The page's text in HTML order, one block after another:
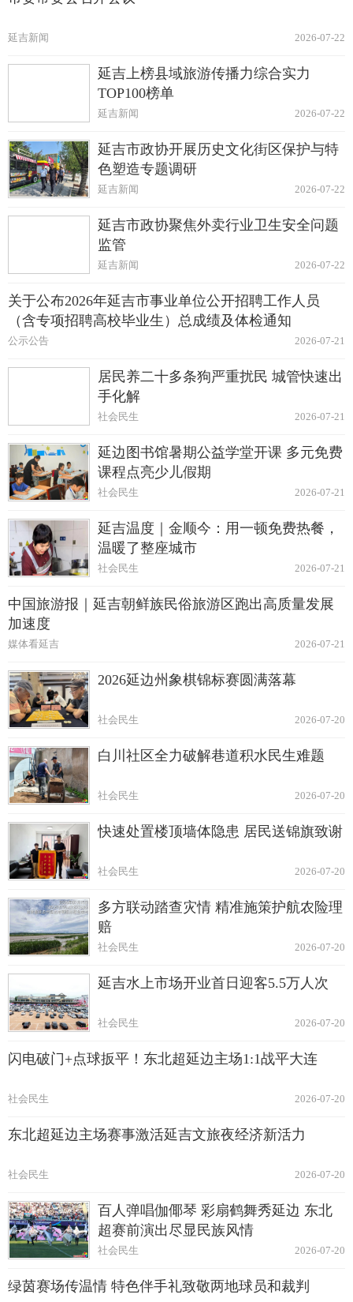
2026-07-22
延吉新闻
延吉上榜县域旅游传播力综合实力
TOP100榜单
2026-07-22
延吉新闻
延吉市政协开展历史文化街区保护与特
色塑造专题调研
2026-07-22
延吉新闻
延吉市政协聚焦外卖行业卫生安全问题
监管
2026-07-22
延吉新闻
关于公布2026年延吉市事业单位公开招聘工作人员
（含专项招聘高校毕业生）总成绩及体检通知
2026-07-21
公示公告
居民养二十多条狗严重扰民 城管快速出
手化解
2026-07-21
社会民生
延边图书馆暑期公益学堂开课 多元免费
课程点亮少儿假期
2026-07-21
社会民生
延吉温度｜金顺今：用一顿免费热餐，
温暖了整座城市
2026-07-21
社会民生
中国旅游报｜延吉朝鲜族民俗旅游区跑出高质量发展
加速度
2026-07-21
媒体看延吉
2026延边州象棋锦标赛圆满落幕
2026-07-20
社会民生
白川社区全力破解巷道积水民生难题
2026-07-20
社会民生
快速处置楼顶墙体隐患 居民送锦旗致谢
2026-07-20
社会民生
多方联动踏查灾情 精准施策护航农险理
赔
2026-07-20
社会民生
延吉水上市场开业首日迎客5.5万人次
2026-07-20
社会民生
闪电破门+点球扳平！东北超延边主场1:1战平大连
2026-07-20
社会民生
东北超延边主场赛事激活延吉文旅夜经济新活力
2026-07-20
社会民生
百人弹唱伽倻琴 彩扇鹤舞秀延边 东北
超赛前演出尽显民族风情
2026-07-20
社会民生
绿茵赛场传温情 特色伴手礼致敬两地球员和裁判